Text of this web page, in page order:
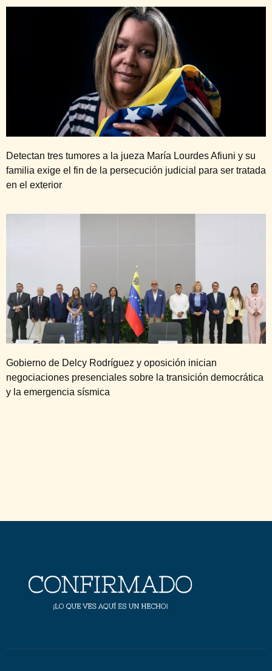
Detectan tres tumores a la jueza María Lourdes Afiuni y su
familia exige el fin de la persecución judicial para ser tratada
en el exterior
Gobierno de Delcy Rodríguez y oposición inician
negociaciones presenciales sobre la transición democrática
y la emergencia sísmica